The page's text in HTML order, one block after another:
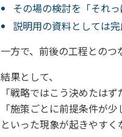
その場の検討を「それっ
説明用の資料としては
一方で、前後の工程とのつ
結果として、
「戦略ではこう決めたは
「施策ごとに前提条件が少
といった現象が起きやすく